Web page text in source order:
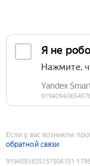
Если у вас возникли
обратной связи
9194093835157506151 :